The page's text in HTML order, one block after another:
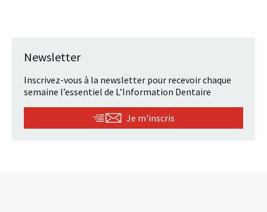
Newsletter
Inscrivez-vous à la newsletter pour recevoir chaque
semaine l’essentiel de L’Information Dentaire
Je m'inscris